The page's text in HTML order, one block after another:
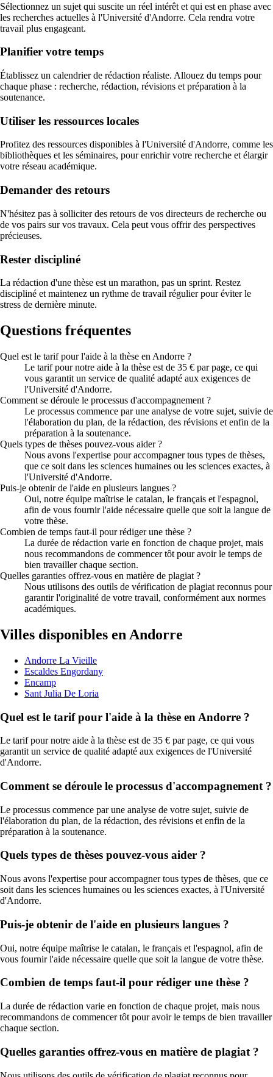
Sélectionnez un sujet qui suscite un réel intérêt et qui est en phase avec
les recherches actuelles à l'Université d'Andorre. Cela rendra votre
travail plus engageant.
Planifier votre temps
Établissez un calendrier de rédaction réaliste. Allouez du temps pour
chaque phase : recherche, rédaction, révisions et préparation à la
soutenance.
Utiliser les ressources locales
Profitez des ressources disponibles à l'Université d'Andorre, comme les
bibliothèques et les séminaires, pour enrichir votre recherche et élargir
votre réseau académique.
Demander des retours
N'hésitez pas à solliciter des retours de vos directeurs de recherche ou
de vos pairs sur vos travaux. Cela peut vous offrir des perspectives
précieuses.
Rester discipliné
La rédaction d'une thèse est un marathon, pas un sprint. Restez
discipliné et maintenez un rythme de travail régulier pour éviter le
stress de dernière minute.
Questions fréquentes
Quel est le tarif pour l'aide à la thèse en Andorre ?
Le tarif pour notre aide à la thèse est de 35 € par page, ce qui
vous garantit un service de qualité adapté aux exigences de
l'Université d'Andorre.
Comment se déroule le processus d'accompagnement ?
Le processus commence par une analyse de votre sujet, suivie de
l'élaboration du plan, de la rédaction, des révisions et enfin de la
préparation à la soutenance.
Quels types de thèses pouvez-vous aider ?
Nous avons l'expertise pour accompagner tous types de thèses,
que ce soit dans les sciences humaines ou les sciences exactes, à
l'Université d'Andorre.
Puis-je obtenir de l'aide en plusieurs langues ?
Oui, notre équipe maîtrise le catalan, le français et l'espagnol,
afin de vous fournir l'aide nécessaire quelle que soit la langue de
votre thèse.
Combien de temps faut-il pour rédiger une thèse ?
La durée de rédaction varie en fonction de chaque projet, mais
nous recommandons de commencer tôt pour avoir le temps de
bien travailler chaque section.
Quelles garanties offrez-vous en matière de plagiat ?
Nous utilisons des outils de vérification de plagiat reconnus pour
garantir l'originalité de votre travail, conformément aux normes
académiques.
Villes disponibles en Andorre
Andorre La Vieille
Escaldes Engordany
Encamp
Sant Julia De Loria
Quel est le tarif pour l'aide à la thèse en Andorre ?
Le tarif pour notre aide à la thèse est de 35 € par page, ce qui vous
garantit un service de qualité adapté aux exigences de l'Université
d'Andorre.
Comment se déroule le processus d'accompagnement ?
Le processus commence par une analyse de votre sujet, suivie de
l'élaboration du plan, de la rédaction, des révisions et enfin de la
préparation à la soutenance.
Quels types de thèses pouvez-vous aider ?
Nous avons l'expertise pour accompagner tous types de thèses, que ce
soit dans les sciences humaines ou les sciences exactes, à l'Université
d'Andorre.
Puis-je obtenir de l'aide en plusieurs langues ?
Oui, notre équipe maîtrise le catalan, le français et l'espagnol, afin de
vous fournir l'aide nécessaire quelle que soit la langue de votre thèse.
Combien de temps faut-il pour rédiger une thèse ?
La durée de rédaction varie en fonction de chaque projet, mais nous
recommandons de commencer tôt pour avoir le temps de bien travailler
chaque section.
Quelles garanties offrez-vous en matière de plagiat ?